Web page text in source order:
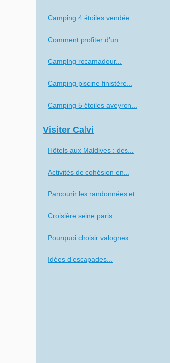
Camping 4 étoiles vendée...
Comment profiter d’un...
Camping rocamadour...
Camping piscine finistère...
Camping 5 étoiles aveyron...
Visiter Calvi
Hôtels aux Maldives : des...
Activités de cohésion en...
Parcourir les randonnées et...
Croisière seine paris :...
Pourquoi choisir valognes...
Idées d’escapades...